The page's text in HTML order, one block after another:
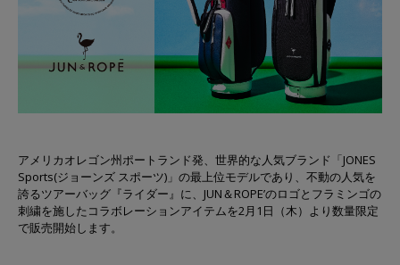
アメリカオレゴン州ポートランド発、世界的な人気ブランド「JONES
Sports(ジョーンズ スポーツ)」の最上位モデルであり、不動の人気を
誇るツアーバッグ『ライダー』に、JUN＆ROPE’のロゴとフラミンゴの
刺繍を施したコラボレーションアイテムを2月1日（木）より数量限定
で販売開始します。